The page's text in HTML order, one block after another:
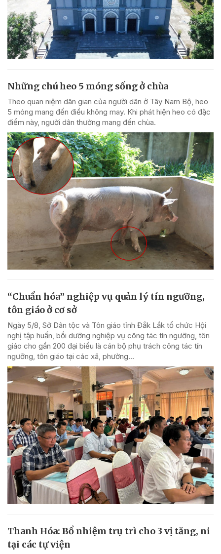
Những chú heo 5 móng sống ở chùa
Theo quan niệm dân gian của người dân ở Tây Nam Bộ, heo
5 móng mang đến điều không may. Khi phát hiện heo có đặc
điểm này, người dân thường mang đến chùa.
“Chuẩn hóa” nghiệp vụ quản lý tín ngưỡng,
tôn giáo ở cơ sở
Ngày 5/8, Sở Dân tộc và Tôn giáo tỉnh Đắk Lắk tổ chức Hội
nghị tập huấn, bồi dưỡng nghiệp vụ công tác tín ngưỡng, tôn
giáo cho gần 200 đại biểu là cán bộ phụ trách công tác tín
ngưỡng, tôn giáo tại các xã, phường...
Thanh Hóa: Bổ nhiệm trụ trì cho 3 vị tăng, ni
tại các tự viện